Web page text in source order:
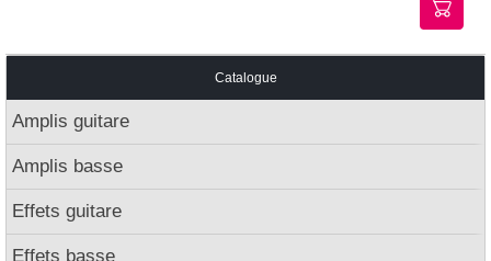
Catalogue
Amplis guitare
Amplis basse
Effets guitare
Effets basse